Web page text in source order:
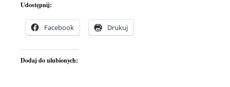
Udostępnij:
Facebook Drukuj
Dodaj do ulubionych: